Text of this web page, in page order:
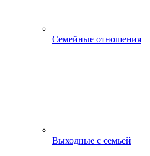
Семейные отношения
Выходные с семьей